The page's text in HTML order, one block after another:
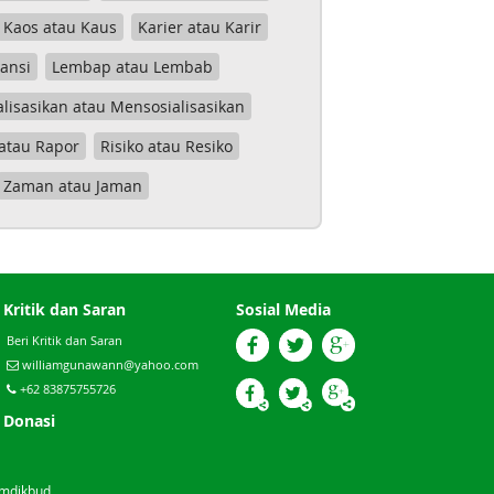
Kaos atau Kaus
Karier atau Karir
Lembap atau Lembab
atau Mensosialisasikan
Rapor
Risiko atau Resiko
Zaman atau Jaman
Kritik dan Saran
Beri Kritik dan Saran
williamgunawann@yahoo.com
+62 83875755726
Donasi
Sosial Media